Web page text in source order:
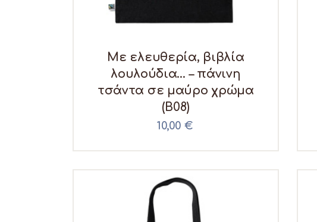
Με ελευθερία, βιβλία
λουλούδια… – πάνινη
τσάντα σε μαύρο χρώμα
(B08)
10,00 €